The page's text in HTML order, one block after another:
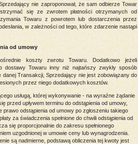
nie zaproponował, że sam odbierze Towar
się ze zwrotem płatności otrzymanych od
Towaru z powrotem lub dostarczenia przez
w zależności od tego, które zdarzenie nastąpi
od umowy
koszty zwrotu Towaru. Dodatkowo jeżeli
dostawy Towaru inny niż najtańszy zwykły sposób
danej Transakcji, Sprzedający nie jest zobowiązany do
przez niego dodatkowych kosztów.
usługą, której wykonywanie - na wyraźne żądanie
przed upływem terminu do odstąpienia od umowy,
odstąpienia od umowy po zgłoszeniu takiego
za świadczenia spełnione do chwili odstąpienia od
się proporcjonalnie do zakresu spełnionego
uzgodnionej w umowie ceny lub wynagrodzenia.
są nadmierne, podstawą obliczenia tej kwoty jest